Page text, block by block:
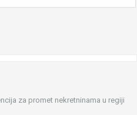
za promet nekretninama u regiji